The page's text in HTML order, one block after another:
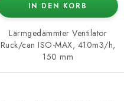
IN DEN KORB
Lärmgedämmter Ventilator
Ruck/can ISO-MAX, 410m3/h,
150 mm